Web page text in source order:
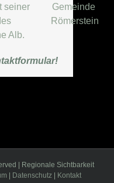
seiner
Alb.
| Regionale Sichtbarkeit
| Datenschutz | Kontakt